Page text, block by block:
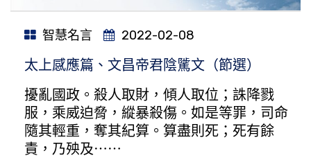
智慧名言 2022-02-08
太上感應篇、文昌帝君陰騭文（節選）
擾亂國政。殺人取財，傾人取位；誅降戮
服，乘威迫脅，縱暴殺傷。如是等罪，司命
隨其輕重，奪其紀算。算盡則死；死有餘
責，乃殃及⋯⋯